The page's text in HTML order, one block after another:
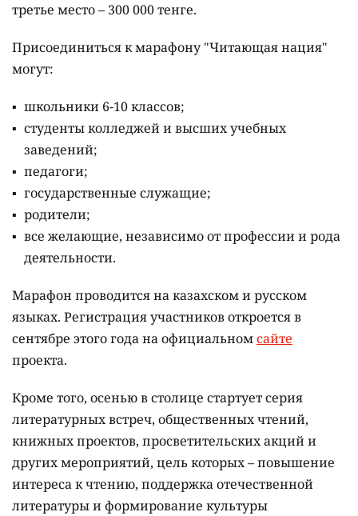
третье место – 300 000 тенге.
Присоединиться к марафону "Читающая нация"
могут:
школьники 6-10 классов;
студенты колледжей и высших учебных
заведений;
педагоги;
государственные служащие;
родители;
все желающие, независимо от профессии и рода
деятельности.
Марафон проводится на казахском и русском
языках. Регистрация участников откроется в
сентябре этого года на официальномсайте
проекта.
Кроме того, осенью в столице стартует серия
литературных встреч, общественных чтений,
книжных проектов, просветительских акций и
других мероприятий, цель которых –повышение
интереса к чтению, поддержка отечественной
литературы и формирование культуры